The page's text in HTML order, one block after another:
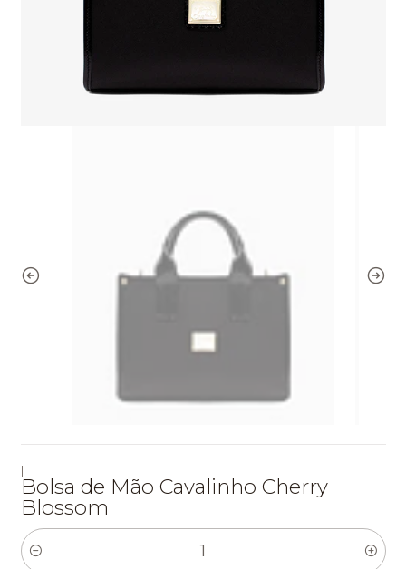
|
Bolsa de Mão Cavalinho Cherry
Blossom
Quantidade